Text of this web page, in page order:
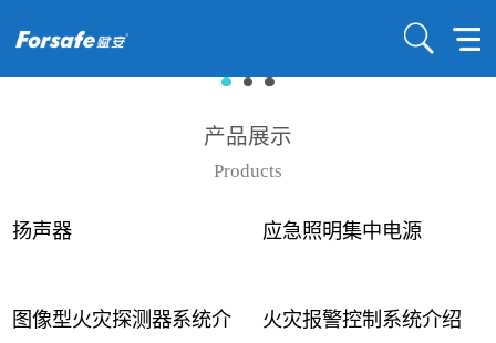
产品展示
Products
扬声器 应急照明集中电源
图像型火灾探测器系统介
火灾报警控制系统介绍